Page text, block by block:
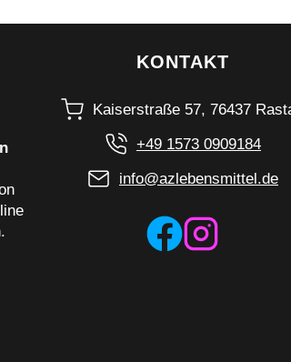
KONTAKT
Kaiserstraße 57, 76437
+49 1573 0909184
info@azlebensmittel.de